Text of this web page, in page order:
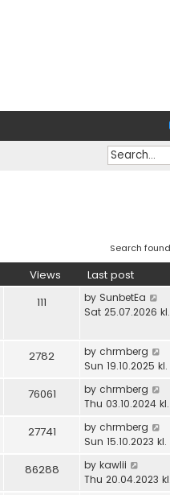
Search
Views Last post
111 by SunbetEa
Sat 25.07.2026
2782 by chrmberg
Sun 19.10.2025 kl.
76061 by chrmberg
Thu 03.10.2024
27741 by chrmberg
Sun 15.10.2023
86288 by kawlii
Thu 20.04.2023